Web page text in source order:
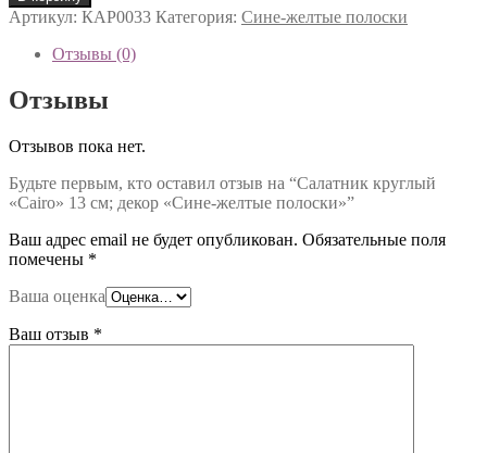
Артикул: КАР0033 Категория: Сине-желтые полоски
Отзывы (0)
Отзывы
Отзывов пока нет.
Будьте первым, кто оставил отзыв на “Салатник круглый
«Cairo» 13 см; декор «Сине-желтые полоски»”
Ваш адрес email не будет опубликован. Обязательные поля
помечены *
Ваша оценка
Ваш отзыв *